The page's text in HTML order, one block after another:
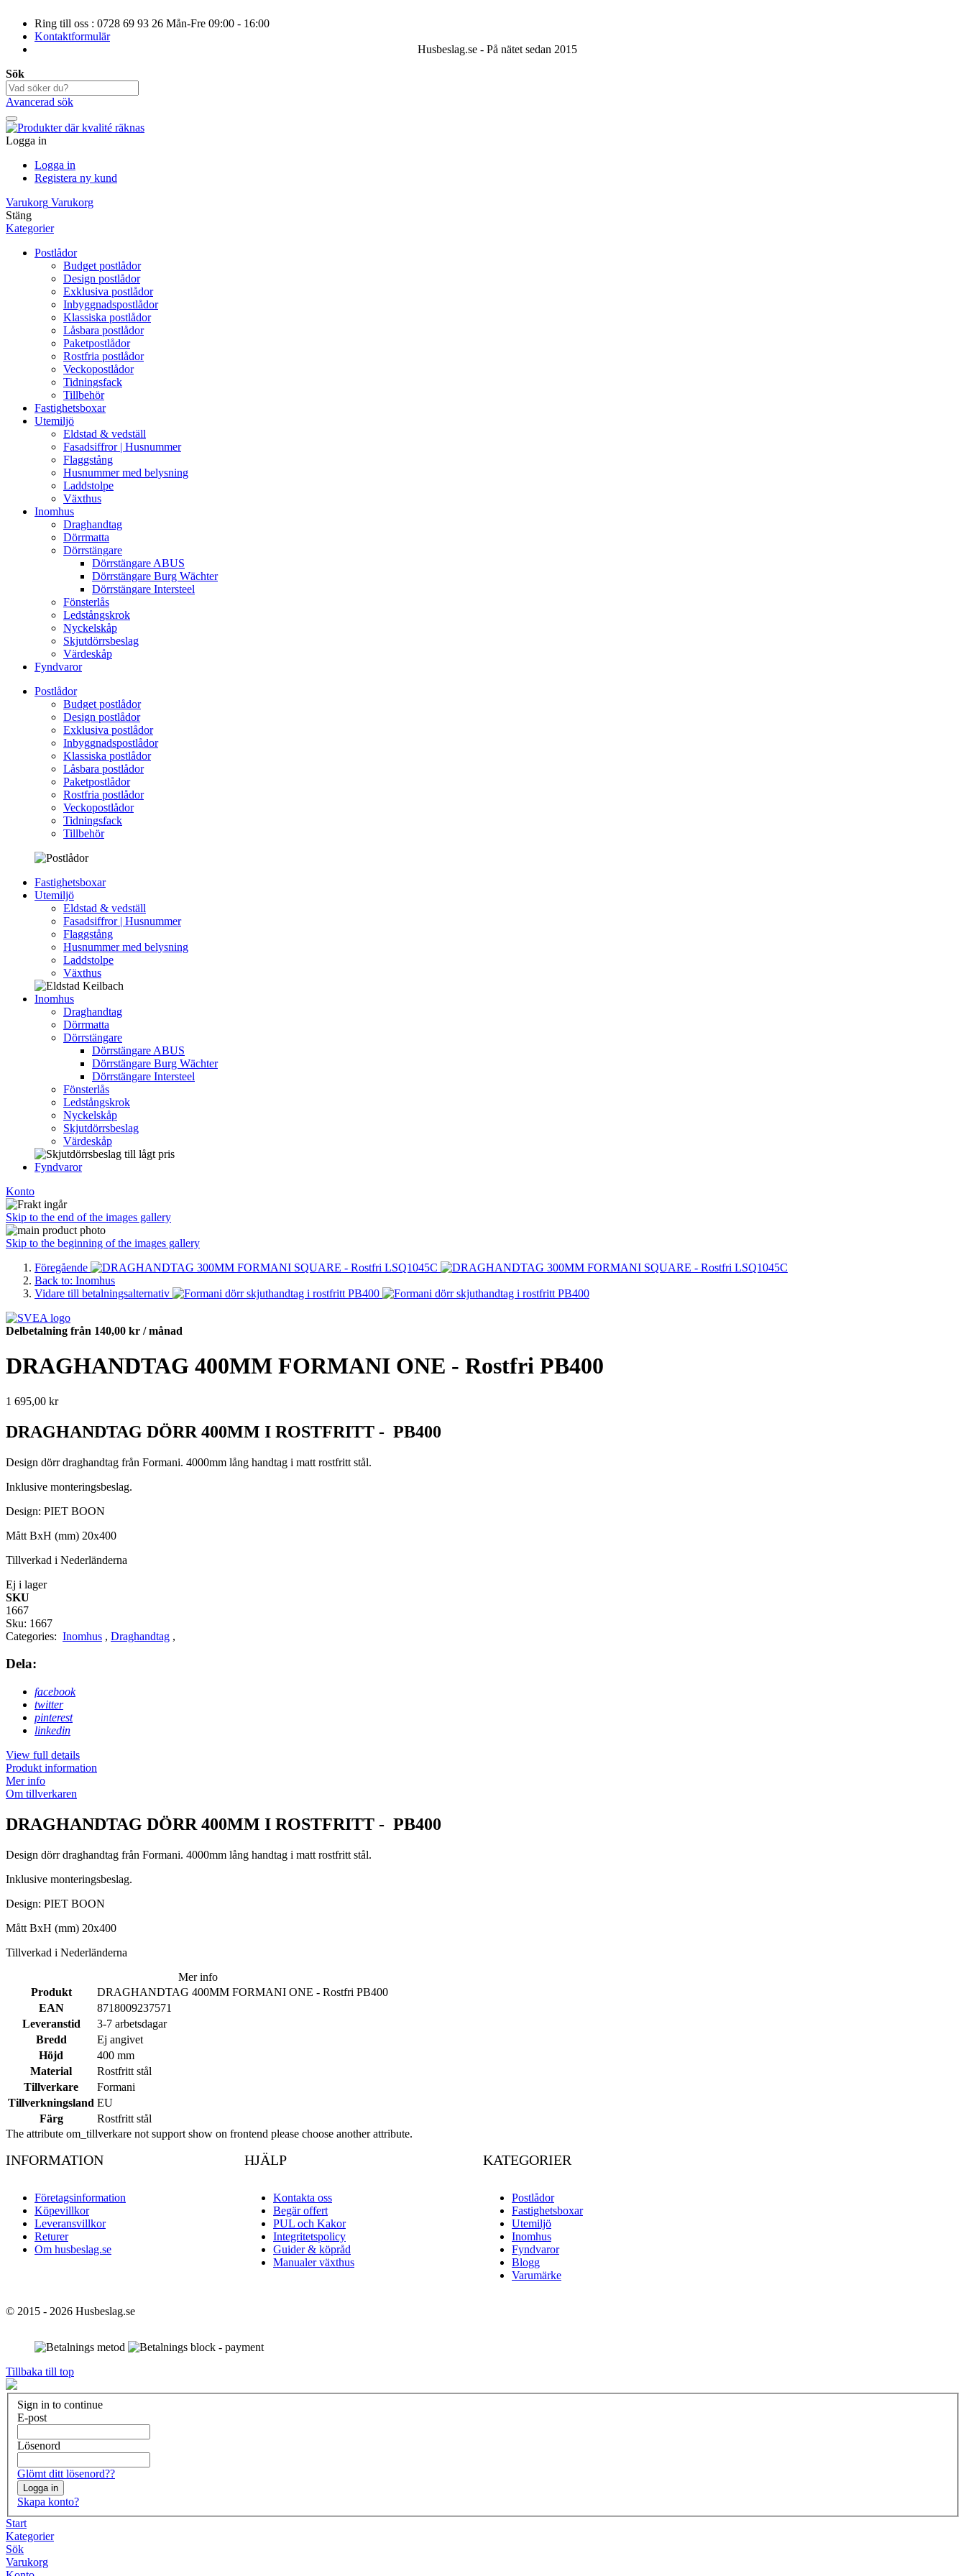
Ring till oss : 0728 69 93 26 Mån-Fre 09:00 - 16:00
Kontaktformulär
Husbeslag.se - På nätet sedan 2015
Sök
Avancerad sök
Logga in
Logga in
Registera ny kund
Varukorg Varukorg
Stäng
Kategorier
Postlådor
Budget postlådor
Design postlådor
Exklusiva postlådor
Inbyggnadspostlådor
Klassiska postlådor
Låsbara postlådor
Paketpostlådor
Rostfria postlådor
Veckopostlådor
Tidningsfack
Tillbehör
Fastighetsboxar
Utemiljö
Eldstad & vedställ
Fasadsiffror | Husnummer
Flaggstång
Husnummer med belysning
Laddstolpe
Växthus
Inomhus
Draghandtag
Dörrmatta
Dörrstängare
Dörrstängare ABUS
Dörrstängare Burg Wächter
Dörrstängare Intersteel
Fönsterlås
Ledstångskrok
Nyckelskåp
Skjutdörrsbeslag
Värdeskåp
Fyndvaror
Postlådor
Budget postlådor
Design postlådor
Exklusiva postlådor
Inbyggnadspostlådor
Klassiska postlådor
Låsbara postlådor
Paketpostlådor
Rostfria postlådor
Veckopostlådor
Tidningsfack
Tillbehör
Fastighetsboxar
Utemiljö
Eldstad & vedställ
Fasadsiffror | Husnummer
Flaggstång
Husnummer med belysning
Laddstolpe
Växthus
Inomhus
Draghandtag
Dörrmatta
Dörrstängare
Dörrstängare ABUS
Dörrstängare Burg Wächter
Dörrstängare Intersteel
Fönsterlås
Ledstångskrok
Nyckelskåp
Skjutdörrsbeslag
Värdeskåp
Fyndvaror
Konto
Skip to the end of the images gallery
Skip to the beginning of the images gallery
Föregående
Back to: Inomhus
Vidare till betalningsalternativ
Delbetalning från 140,00 kr / månad
DRAGHANDTAG 400MM FORMANI ONE - Rostfri PB400
1 695,00 kr
DRAGHANDTAG DÖRR 400MM I ROSTFRITT - PB400
Design dörr draghandtag från Formani. 4000mm lång handtag i matt rostfritt stål.
Inklusive monteringsbeslag.
Design: PIET BOON
Mått BxH (mm) 20x400
Tillverkad i Nederländerna
Ej i lager
SKU
1667
Sku: 1667
Categories: Inomhus , Draghandtag ,
Dela:
facebook
twitter
pinterest
linkedin
View full details
Produkt information
Mer info
Om tillverkaren
DRAGHANDTAG DÖRR 400MM I ROSTFRITT - PB400
Design dörr draghandtag från Formani. 4000mm lång handtag i matt rostfritt stål.
Inklusive monteringsbeslag.
Design: PIET BOON
Mått BxH (mm) 20x400
Tillverkad i Nederländerna
Mer info
Produkt
DRAGHANDTAG 400MM FORMANI ONE - Rostfri PB400
EAN
8718009237571
Leveranstid
3-7 arbetsdagar
Bredd
Ej angivet
Höjd
400 mm
Material
Rostfritt stål
Tillverkare
Formani
Tillverkningsland EU
Färg
Rostfritt stål
The attribute om_tillverkare not support show on frontend please choose another attribute.
INFORMATION
Företagsinformation
Köpevillkor
Leveransvillkor
Returer
Om husbeslag.se
HJÄLP
Kontakta oss
Begär offert
PUL och Kakor
Integritetspolicy
Guider & köpråd
Manualer växthus
KATEGORIER
Postlådor
Fastighetsboxar
Utemiljö
Inomhus
Fyndvaror
Blogg
Varumärke
© 2015 - 2026 Husbeslag.se
Tillbaka till top
Sign in to continue
E-post
Lösenord
Glömt ditt lösenord??
Logga in
Skapa konto?
Start
Kategorier
Sök
Varukorg